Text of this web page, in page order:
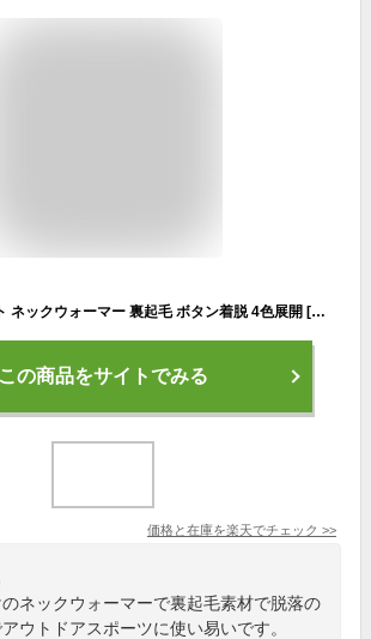
ゴルフウェア ニット ネックウォーマー 裏起毛 ボタン着脱 4色展開 [efficace] エフィカス レディース 秋冬 フリーサイズ 1910-9032 秋 冬 防寒 マフラー スヌード 暖かい アウトドア プレゼント ケーブル編 あったか ゴルフ
この商品をサイトでみる
価格と在庫を楽天でチェック >>
ネックウォーマーで裏起毛素材で脱落の
ウトドアスポーツに使い易いです。